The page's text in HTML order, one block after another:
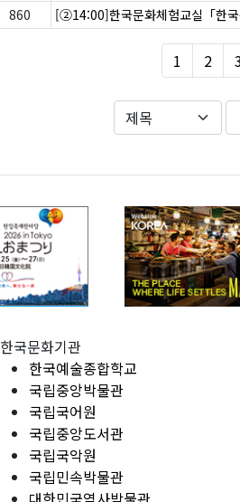
860
[②14:00]한국문화체험교실「한국
1 2
한국문화기관
한국예술종합학교
국립중앙박물관
국립국어원
국립중앙도서관
국립국악원
국립민속박물관